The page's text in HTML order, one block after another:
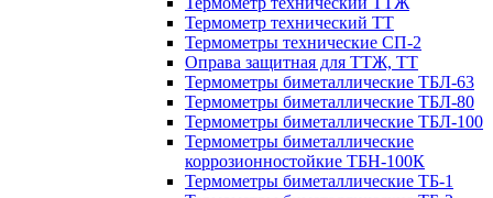
Термометр технический ТТ
Термометры технические СП-2
Оправа защитная для ТТЖ, ТТ
Термометры биметаллические ТБЛ-63
Термометры биметаллические ТБЛ-80
Термометры биметаллические ТБЛ-100
Термометры биметаллические
коррозионностойкие ТБН-100К
Термометры биметаллические ТБ-1